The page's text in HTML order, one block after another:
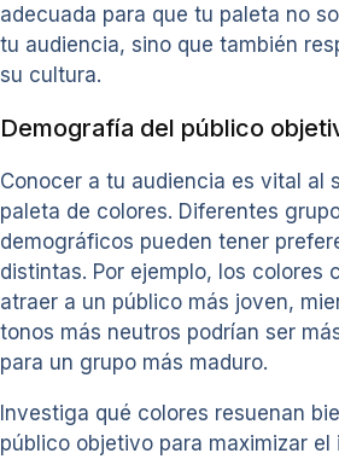
adecuada para que tu paleta no
tu audiencia, sino que también
su cultura.
Demografía del público
Conocer a tu audiencia es vital al
paleta de colores. Diferentes
demográficos pueden tener
distintas. Por ejemplo, los colores
atraer a un público más joven,
tonos más neutros podrían ser
para un grupo más maduro.
Investiga qué colores resuenan
público objetivo para maximizar el